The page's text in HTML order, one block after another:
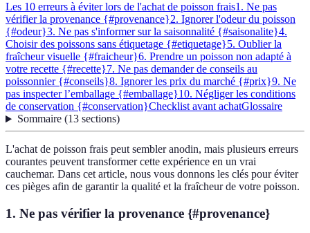
Les 10 erreurs à éviter lors de l'achat de poisson frais1. Ne pas
vérifier la provenance {#provenance}2. Ignorer l'odeur du poisson
{#odeur}3. Ne pas s'informer sur la saisonnalité {#saisonalite}4.
Choisir des poissons sans étiquetage {#etiquetage}5. Oublier la
fraîcheur visuelle {#fraicheur}6. Prendre un poisson non adapté à
votre recette {#recette}7. Ne pas demander de conseils au
poissonnier {#conseils}8. Ignorer les prix du marché {#prix}9. Ne
pas inspecter l’emballage {#emballage}10. Négliger les conditions
de conservation {#conservation}Checklist avant achatGlossaire
Sommaire(13 sections)
L'achat de poisson frais peut sembler anodin, mais plusieurs erreurs
courantes peuvent transformer cette expérience en un vrai
cauchemar. Dans cet article, nous vous donnons les clés pour éviter
ces pièges afin de garantir la qualité et la fraîcheur de votre poisson.
1. Ne pas vérifier la provenance {#provenance}